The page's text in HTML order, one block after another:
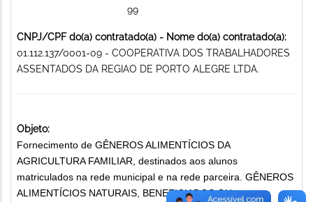
99
CNPJ/CPF do(a) contratado(a) - Nome do(a) contratado(a):
01.112.137/0001-09 - COOPERATIVA DOS TRABALHADORES
ASSENTADOS DA REGIAO DE PORTO ALEGRE LTDA.
Objeto:
Fornecimento de GÊNEROS ALIMENTÍCIOS DA
AGRICULTURA FAMILIAR, destinados aos alunos
matriculados na rede municipal e na rede parceira. GÊNEROS
ALIMENTÍCIOS NATURAIS, BENEFICIADOS OU